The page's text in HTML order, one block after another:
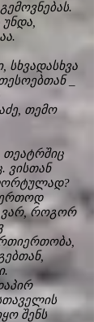
სხვადასხვა
_
თემო
თეატრშიც
ვისთან
ვარ, როგორ
შენს